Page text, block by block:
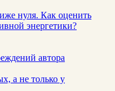
нуля. Как оценить
энергетики?
автора
а не только у